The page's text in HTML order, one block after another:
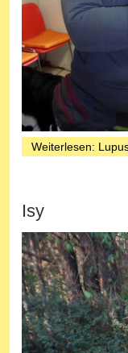
Weiterlesen:
Isy